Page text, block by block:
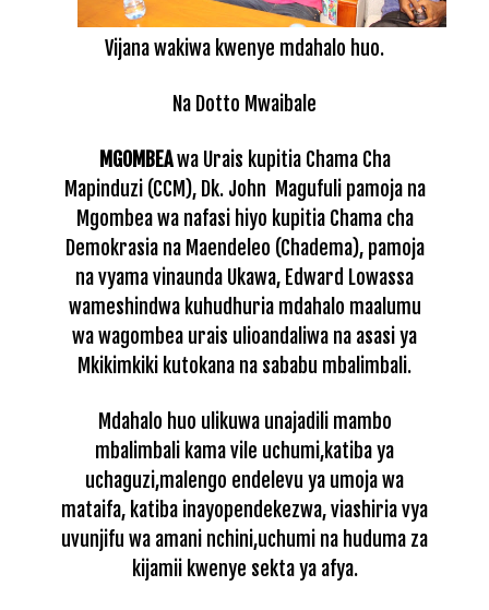
Vijana wakiwa kwenye mdahalo huo.
Na Dotto Mwaibale
MGOMBEAwa Urais kupitia Chama Cha
Mapinduzi (CCM), Dk. John Magufuli pamoja na
Mgombea wa nafasi hiyo kupitia Chama cha
Demokrasia na Maendeleo (Chadema), pamoja
na vyama vinaunda Ukawa, Edward Lowassa
wameshindwa kuhudhuria mdahalo maalumu
wa wagombea urais ulioandaliwa na asasi ya
Mkikimkiki kutokana na sababu mbalimbali.
Mdahalo huo ulikuwa unajadili mambo
mbalimbali kama vile uchumi,katiba ya
uchaguzi,malengo endelevu ya umoja wa
mataifa, katiba inayopendekezwa, viashiria vya
uvunjifu wa amani nchini,uchumi na huduma za
kijamii kwenye sekta ya afya.